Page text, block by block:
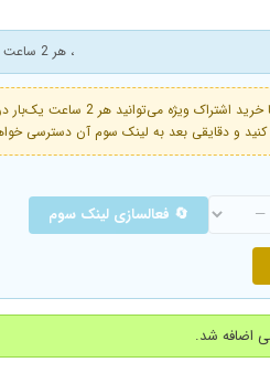
، هر 2 ساعت یک فیلم برای یک کاربر ویژه
فعال است. با خرید اشتراک ویژه
🔄 فعالسازی لینک سوم